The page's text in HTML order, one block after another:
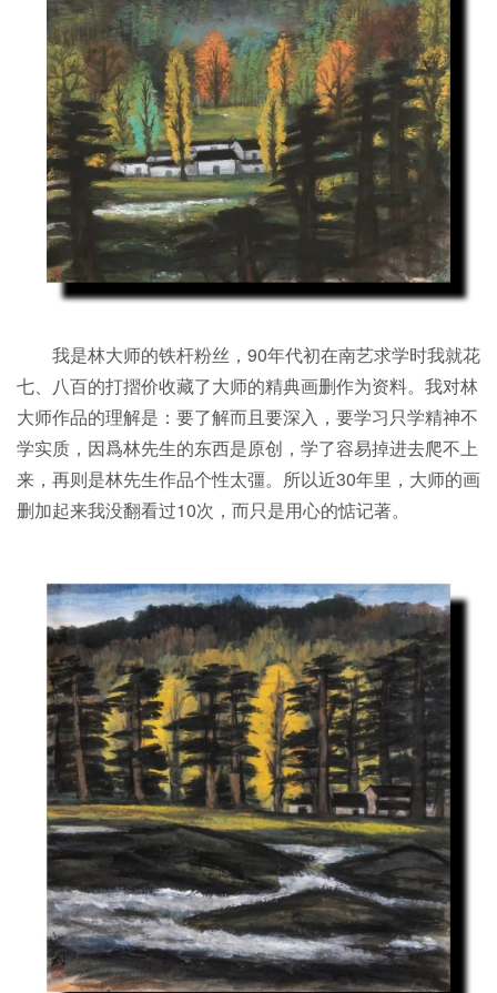
我是林大师的铁杆粉丝，90年代初在南艺求学时我就花
七、八百的打摺价收藏了大师的精典画删作为资料。我对林
大师作品的理解是：要了解而且要深入，要学习只学精神不
学实质，因爲林先生的东西是原创，学了容易掉进去爬不上
来，再则是林先生作品个性太彊。所以近30年里，大师的画
删加起来我没翻看过10次，而只是用心的惦记著。